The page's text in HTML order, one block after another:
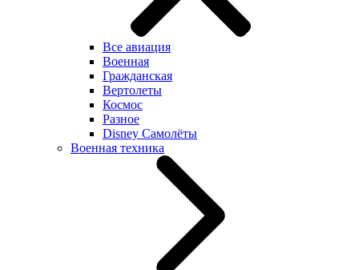
Все авиация
Военная
Гражданская
Вертолеты
Космос
Разное
Disney Самолёты
Военная техника